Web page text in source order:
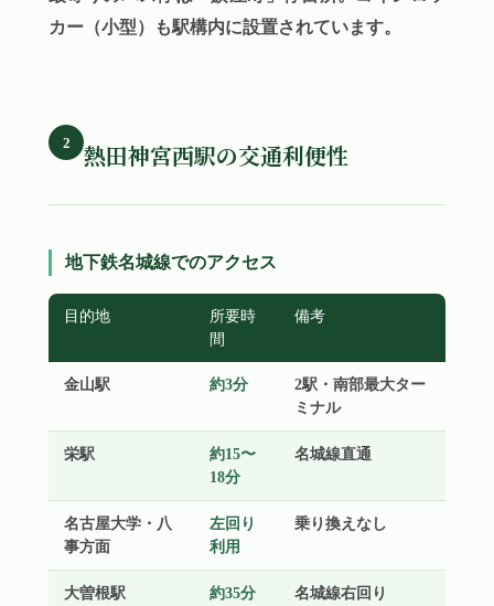
カー（小型）も駅構内に設置されています。
2 熱田神宮西駅の交通利便性
地下鉄名城線でのアクセス
目的地
所要時
間
備考
金山駅 約3分
2駅・南部最大ター
ミナル
栄駅
約15〜
18分
名城線直通
名古屋大学・八
事方面
左回り
利用
乗り換えなし
大曽根駅 約35分 名城線右回り